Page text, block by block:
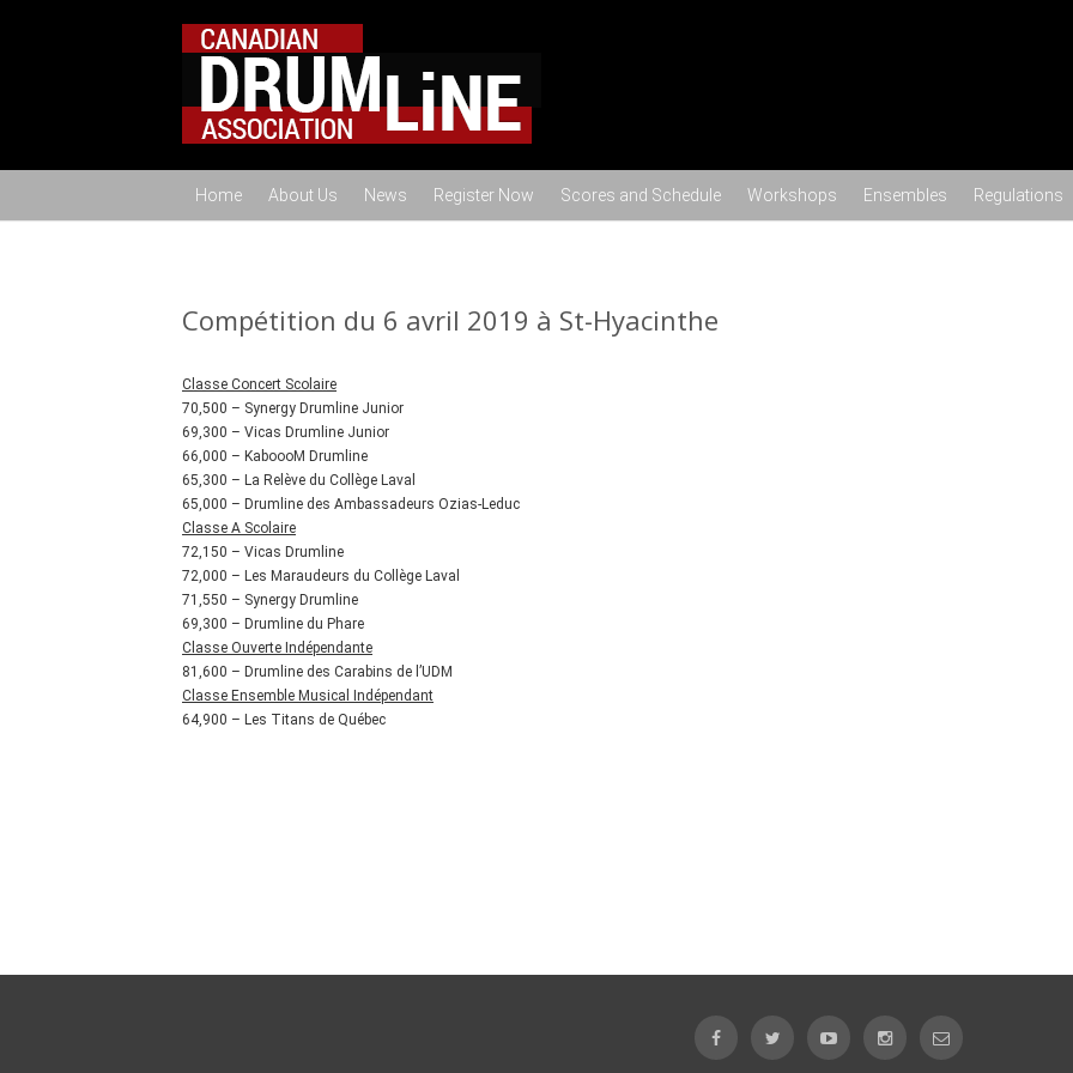
Skip to content
Home About Us News Register Now Scores and Schedule Workshops Ensembles Regulations
Compétition du 6 avril 2019 à St-Hyacinthe
Classe Concert Scolaire
70,500 – Synergy Drumline Junior
69,300 – Vicas Drumline Junior
66,000 – KaboooM Drumline
65,300 – La Relève du Collège Laval
65,000 – Drumline des Ambassadeurs Ozias-Leduc
Classe A Scolaire
72,150 – Vicas Drumline
72,000 – Les Maraudeurs du Collège Laval
71,550 – Synergy Drumline
69,300 – Drumline du Phare
Classe Ouverte Indépendante
81,600 – Drumline des Carabins de l’UDM
Classe Ensemble Musical Indépendant
64,900 – Les Titans de Québec